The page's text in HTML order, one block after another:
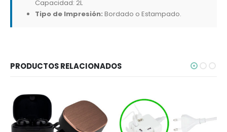
Capacidad: 2L
Tipo de Impresión: Bordado o Estampado.
PRODUCTOS RELACIONADOS